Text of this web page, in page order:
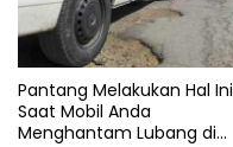
Pantang Melakukan Hal Ini
Saat Mobil Anda
Menghantam Lubang di